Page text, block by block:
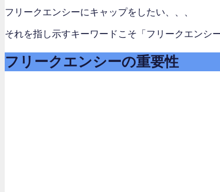
フリークエンシーにキャップをしたい、、、
それを指し示すキーワードこそ「フリークエンシ
フリークエンシーの重要性